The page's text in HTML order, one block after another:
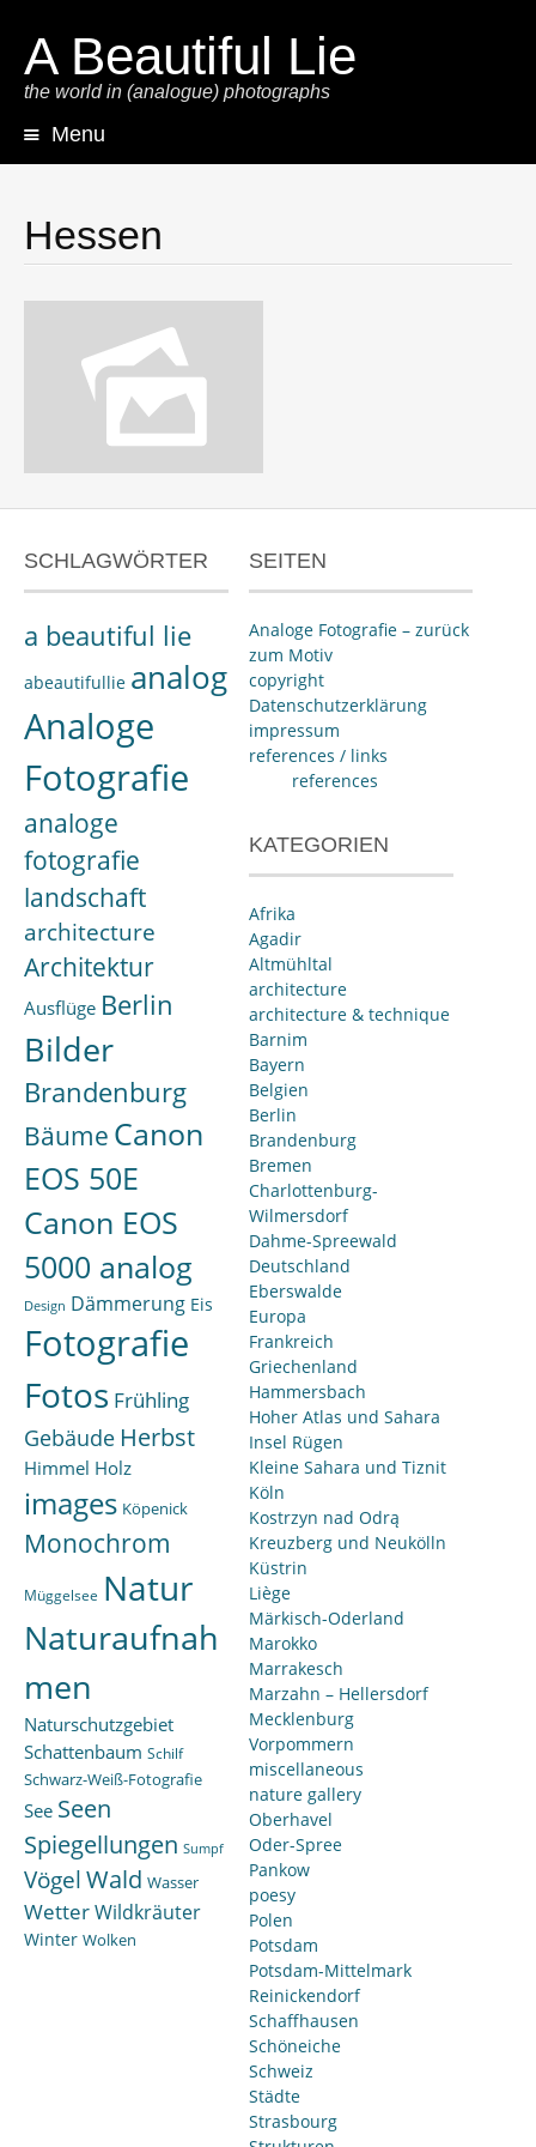
A Beautiful Lie
the world in (analogue) photographs
Menu
Hessen
SCHLAGWÖRTER
a beautiful lie
abeautifullie analog
Analoge
Fotografie
analoge
fotografie
landschaft
architecture
Architektur
Ausflüge Berlin
Bilder
Brandenburg
Bäume Canon
EOS 50E
Canon EOS
5000 analog
Design Dämmerung Eis
Fotografie
Fotos Frühling
Gebäude Herbst
Himmel Holz
images Köpenick
Monochrom
Müggelsee Natur
Naturaufnah
men
Naturschutzgebiet
Schattenbaum Schilf
Schwarz-Weiß-Fotografie
See Seen
Spiegellungen Sumpf
VögelWald Wasser
WetterWildkräuter
Winter Wolken
SEITEN
Analoge Fotografie – zurück
zum Motiv
copyright
Datenschutzerklärung
impressum
references / links
references
KATEGORIEN
Afrika
Agadir
Altmühltal
architecture
architecture & technique
Barnim
Bayern
Belgien
Berlin
Brandenburg
Bremen
Charlottenburg-
Wilmersdorf
Dahme-Spreewald
Deutschland
Eberswalde
Europa
Frankreich
Griechenland
Hammersbach
Hoher Atlas und Sahara
Insel Rügen
Kleine Sahara und Tiznit
Köln
Kostrzyn nad Odrą
Kreuzberg und Neukölln
Küstrin
Liège
Märkisch-Oderland
Marokko
Marrakesch
Marzahn – Hellersdorf
Mecklenburg
Vorpommern
miscellaneous
nature gallery
Oberhavel
Oder-Spree
Pankow
poesy
Polen
Potsdam
Potsdam-Mittelmark
Reinickendorf
Schaffhausen
Schöneiche
Schweiz
Städte
Strasbourg